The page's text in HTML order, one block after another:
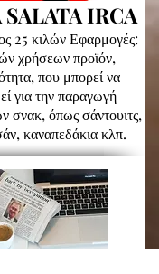
IRCA
25 κιλών Εφαρμογές:
χρήσεων προϊόν,
που μπορεί να
για την παραγωγή
σνακ, όπως σάντουιτς,
καναπεδάκια κλπ.